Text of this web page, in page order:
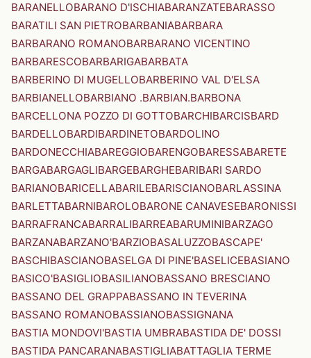
BARANELLOBARANO D'ISCHIABARANZATEBARASSO
BARATILI SAN PIETROBARBANIABARBARA
BARBARANO ROMANOBARBARANO VICENTINO
BARBARESCOBARBARIGABARBATA
BARBERINO DI MUGELLOBARBERINO VAL D'ELSA
BARBIANELLOBARBIANO .BARBIAN.BARBONA
BARCELLONA POZZO DI GOTTOBARCHIBARCISBARD
BARDELLOBARDIBARDINETOBARDOLINO
BARDONECCHIABAREGGIOBARENGOBARESSABARETE
BARGABARGAGLIBARGEBARGHEBARIBARI SARDO
BARIANOBARICELLABARILEBARISCIANOBARLASSINA
BARLETTABARNIBAROLOBARONE CANAVESEBARONISSI
BARRAFRANCABARRALIBARREABARUMINIBARZAGO
BARZANABARZANO'BARZIOBASALUZZOBASCAPE'
BASCHIBASCIANOBASELGA DI PINE'BASELICEBASIANO
BASICO'BASIGLIOBASILIANOBASSANO BRESCIANO
BASSANO DEL GRAPPABASSANO IN TEVERINA
BASSANO ROMANOBASSIANOBASSIGNANA
BASTIA MONDOVI'BASTIA UMBRABASTIDA DE' DOSSI
BASTIDA PANCARANABASTIGLIABATTAGLIA TERME